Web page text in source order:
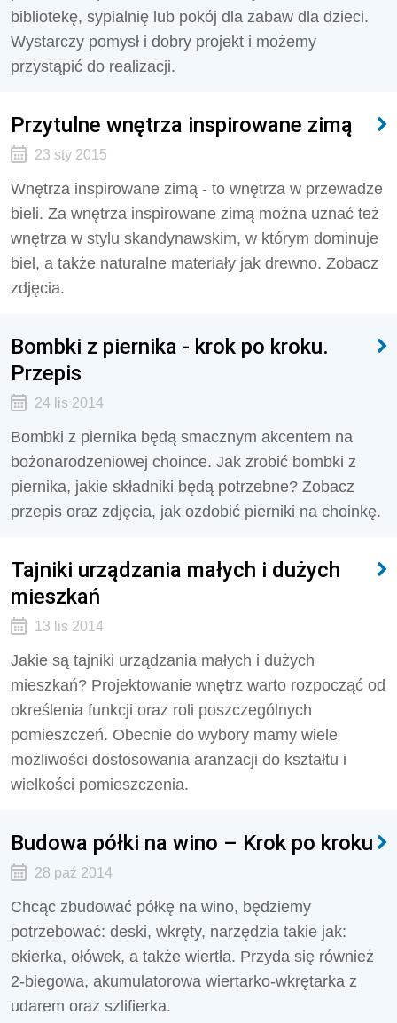
bibliotekę, sypialnię lub pokój dla zabaw dla dzieci.
Wystarczy pomysł i dobry projekt i możemy
przystąpić do realizacji.
Przytulne wnętrza inspirowane zimą
23 sty 2015
Wnętrza inspirowane zimą - to wnętrza w przewadze
bieli. Za wnętrza inspirowane zimą można uznać też
wnętrza w stylu skandynawskim, w którym dominuje
biel, a także naturalne materiały jak drewno. Zobacz
zdjęcia.
Bombki z piernika - krok po kroku.
Przepis
24 lis 2014
Bombki z piernika będą smacznym akcentem na
bożonarodzeniowej choince. Jak zrobić bombki z
piernika, jakie składniki będą potrzebne? Zobacz
przepis oraz zdjęcia, jak ozdobić pierniki na choinkę.
Tajniki urządzania małych i dużych
mieszkań
13 lis 2014
Jakie są tajniki urządzania małych i dużych
mieszkań? Projektowanie wnętrz warto rozpocząć od
określenia funkcji oraz roli poszczególnych
pomieszczeń. Obecnie do wybory mamy wiele
możliwości dostosowania aranżacji do kształtu i
wielkości pomieszczenia.
Budowa półki na wino – Krok po kroku
28 paź 2014
Chcąc zbudować półkę na wino, będziemy
potrzebować: deski, wkręty, narzędzia takie jak:
ekierka, ołówek, a także wiertła. Przyda się również
2-biegowa, akumulatorowa wiertarko-wkrętarka z
udarem oraz szlifierka.